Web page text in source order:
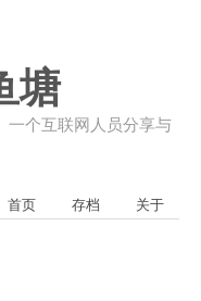
塘
一个互联网人员分享与
首页 存档 关于